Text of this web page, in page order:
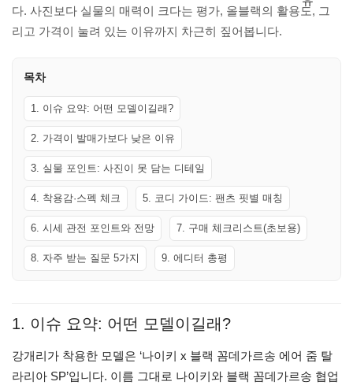
다. 사진보다 실물의 매력이 크다는 평가, 올블랙의 활용도, 그
리고 가격이 눌려 있는 이유까지 차근히 짚어봅니다.
목차
1. 이슈 요약: 어떤 모델이길래?
2. 가격이 발매가보다 낮은 이유
3. 실물 포인트: 사진이 못 담는 디테일
4. 착용감·스펙 체크 5. 코디 가이드: 팬츠 핏별 매칭
6. 시세 관전 포인트와 전망 7. 구매 체크리스트(초보용)
8. 자주 받는 질문 5가지 9. 에디터 총평
1. 이슈 요약: 어떤 모델이길래?
강개리가 착용한 모델은 ‘나이키 x 블랙 꼼데가르송 에어 줌 탈
라리아 SP’입니다. 이름 그대로 나이키와 블랙 꼼데가르송 협업